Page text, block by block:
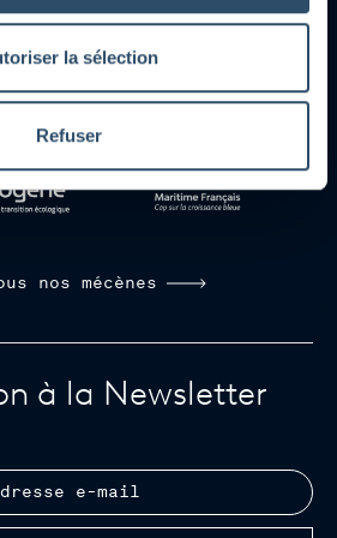
la sélection
Refuser
siteDécouvrez le site Découvrez le
nos mécènes
newsletter
à la Newsletter